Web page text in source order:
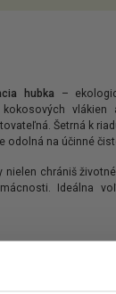
hubka –
kokosových
Šetrná k
odolná na účinné
nielen chrániš
Ideálna
pro